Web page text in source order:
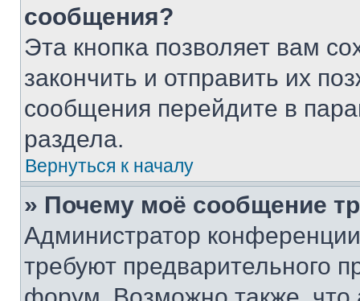
сообщения?
Эта кнопка позволяет вам
закончить и отправить их
сообщения перейдите в
раздела.
Вернуться к началу
» Почему моё сообщение
Администратор
требуют предварительного